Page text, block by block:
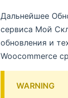
Дальнейшее
сервиса Мой
обновления и
Woocommerce
WARNING